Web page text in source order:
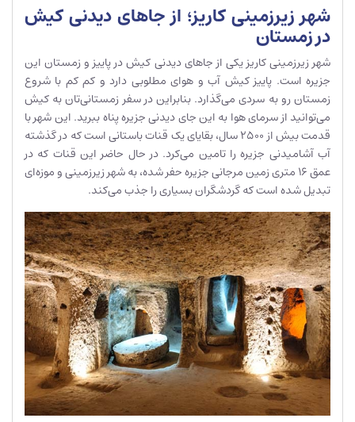
شهر زیرزمینی کاریز؛ از جاهای دیدنی کیش
در زمستان
شهر زیرزمینی کاریز یکی از جاهای دیدنی کیش در پاییز و زمستان این
جزیره است. پاییز کیش آب و هوای مطلوبی دارد و کم کم با شروع
زمستان رو به سردی می‌گذارد. بنابراین در سفر زمستانی‌تان به کیش
می‌توانید از سرمای هوا به این جای دیدنی جزیره پناه ببرید. این شهر با
قدمت بیش از 2500 سال، بقایای یک قنات باستانی است که در گذشته
آب آشامیدنی جزیره را تامین می‌کرد. در حال حاضر این قنات که در
عمق 16 متری زمین مرجانی جزیره حفر شده، به شهر زیرزمینی و موزه‌ای
تبدیل شده است که گردشگران بسیاری را جذب می‌کند.